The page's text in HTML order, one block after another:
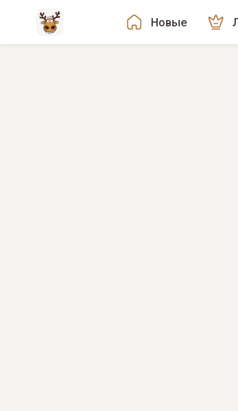
Новые